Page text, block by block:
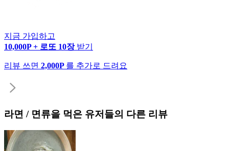
지금 가입하고
10,000P + 로또 10장 받기
리뷰 쓰면 2,000P 를 추가로 드려요
라면 / 면류을 먹은 유저들의 다른 리뷰